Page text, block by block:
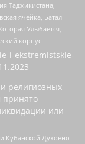
Таджикистана,
ячейка, Батал-
Улыбается,
корпус
i-ekstremistskie-
религиозных
принято
или
Кубанской Духовно